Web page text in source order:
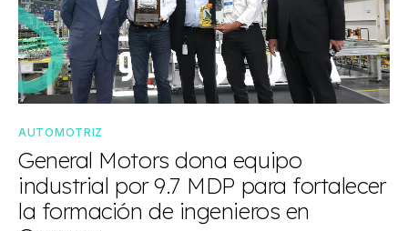
AUTOMOTRIZ
General Motors dona equipo
industrial por 9.7 MDP para fortalecer
la formación de ingenieros en